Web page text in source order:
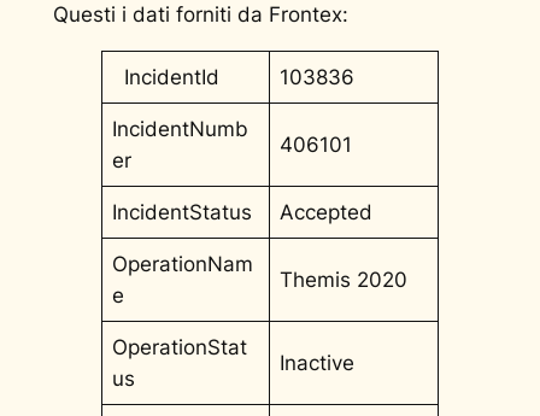
Questi i dati forniti da Frontex:
IncidentId 103836
IncidentNumb
er
406101
IncidentStatus Accepted
OperationNam
e
Themis 2020
OperationStat
us
Inactive